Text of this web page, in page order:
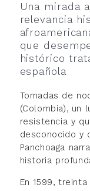
Una mirada
relevancia
que
histórico
española
Tomadas de
(Colombia), un
resistencia y
desconocido y
Panchoaga
historia
En 1599,